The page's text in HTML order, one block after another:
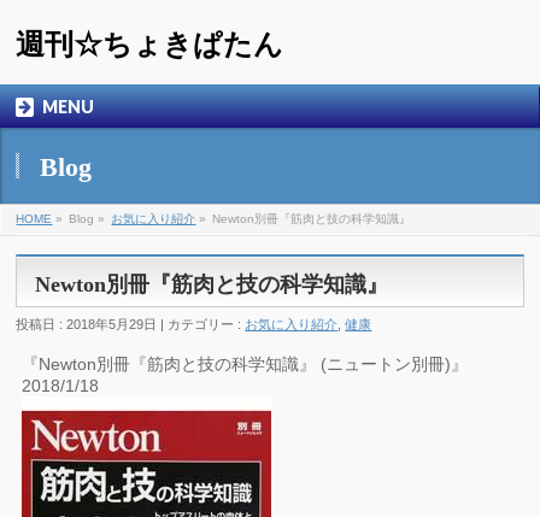
週刊☆ちょきぱたん
MENU
Blog
HOME » Blog » お気に入り紹介 » Newton別冊『筋肉と技の科学知識』
Newton別冊『筋肉と技の科学知識』
投稿日 : 2018年5月29日 | カテゴリー : お気に入り紹介 ,健康
『Newton別冊『筋肉と技の科学知識』 (ニュートン別冊)』
2018/1/18